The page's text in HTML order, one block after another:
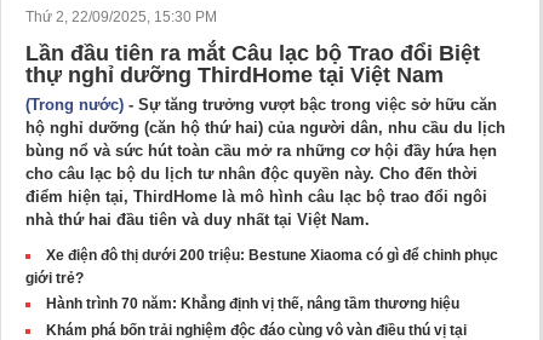
Thứ 2, 22/09/2025, 15:30 PM
Lần đầu tiên ra mắt Câu lạc bộ Trao đổi Biệt
thự nghỉ dưỡng ThirdHome tại Việt Nam
(Trong nước) - Sự tăng trưởng vượt bậc trong việc sở hữu căn
hộ nghỉ dưỡng (căn hộ thứ hai) của người dân, nhu cầu du lịch
bùng nổ và sức hút toàn cầu mở ra những cơ hội đầy hứa hẹn
cho câu lạc bộ du lịch tư nhân độc quyền này. Cho đến thời
điểm hiện tại, ThirdHome là mô hình câu lạc bộ trao đổi ngôi
nhà thứ hai đầu tiên và duy nhất tại Việt Nam.
Xe điện đô thị dưới 200 triệu: Bestune Xiaoma có gì để chinh phục
giới trẻ?
Hành trình 70 năm: Khẳng định vị thế, nâng tầm thương hiệu
Khám phá bốn trải nghiệm độc đáo cùng vô vàn điều thú vị tại